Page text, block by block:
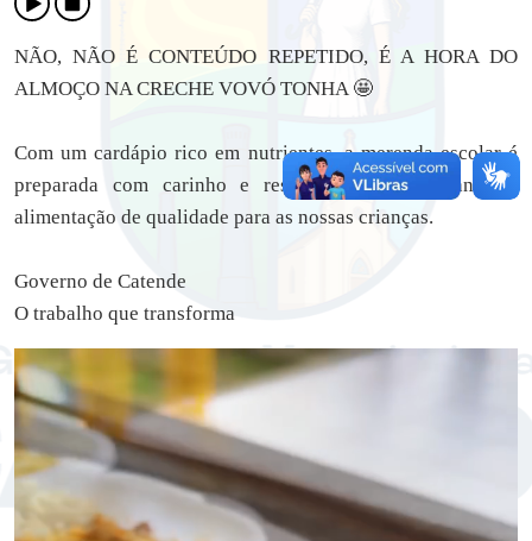
NÃO, NÃO É CONTEÚDO REPETIDO, É A HORA DO
ALMOÇO NA CRECHE VOVÓ TONHA 🤩
Com um cardápio rico em nutrientes, a merenda escolar é
preparada com carinho e responsabilidade, garantindo
alimentação de qualidade para as nossas crianças.
Governo de Catende
O trabalho que transforma